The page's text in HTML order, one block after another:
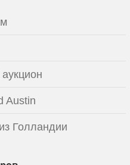
Austin
Голландии